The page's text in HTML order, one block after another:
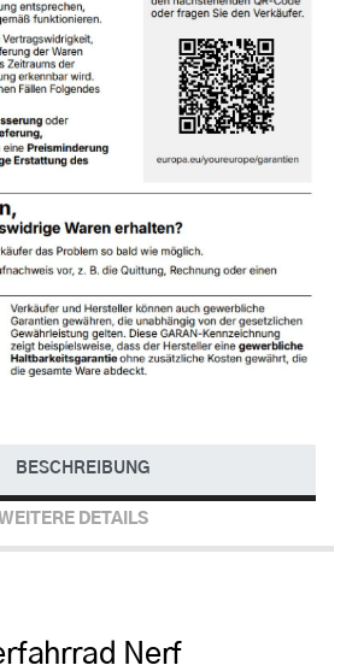
BESCHREIBUNG
WEITERE DETAILS
Nerf